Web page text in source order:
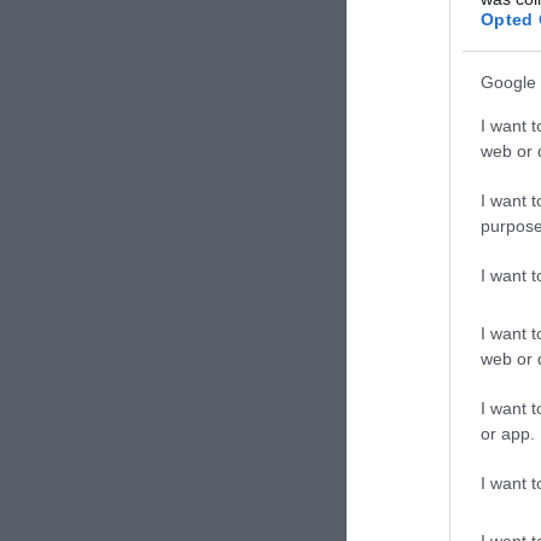
Opted
Google
I want
web or
I want
I want
I want
web or
I want
or app.
I want
— Ο
Η δε απάντηση